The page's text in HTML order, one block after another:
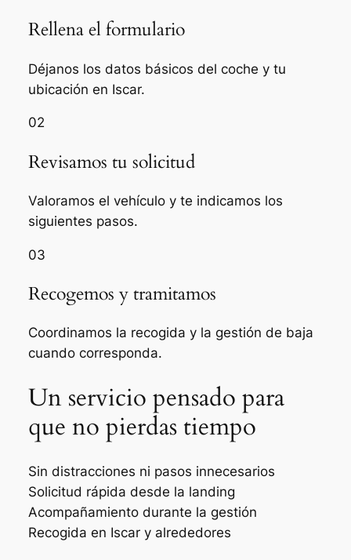
Rellena el formulario
Déjanos los datos básicos del coche y tu
ubicación en Iscar.
02
Revisamos tu solicitud
Valoramos el vehículo y te indicamos los
siguientes pasos.
03
Recogemos y tramitamos
Coordinamos la recogida y la gestión de baja
cuando corresponda.
Un servicio pensado para
que no pierdas tiempo
Sin distracciones ni pasos innecesarios
Solicitud rápida desde la landing
Acompañamiento durante la gestión
Recogida en Iscar y alrededores